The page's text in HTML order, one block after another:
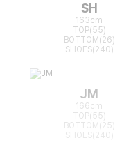
SH
163cm
TOP(55)
BOTTOM(26)
SHOES(240)
JM
166cm
TOP(55)
BOTTOM(25)